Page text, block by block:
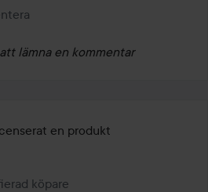
lämna en kommentar
en produkt
1 år
köpare